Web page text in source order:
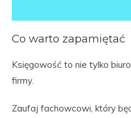
Co warto zapamiętać
Księgowość to nie tylko
firmy.
Zaufaj fachowcowi, który